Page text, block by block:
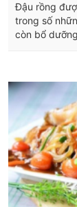
Đậu rồng
trong số
còn bổ